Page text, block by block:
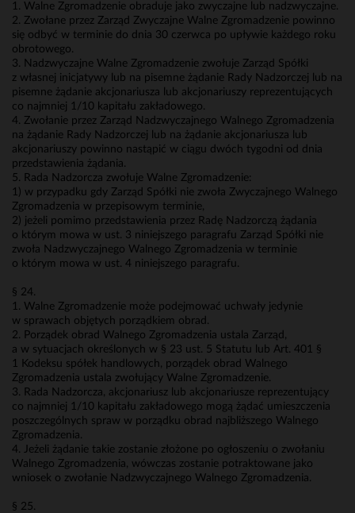
1. Walne Zgromadzenie obraduje jako zwyczajne lub nadzwyczajne.
2. Zwołane przez Zarząd Zwyczajne Walne Zgromadzenie powinno
się odbyć w terminie do dnia 30 czerwca po upływie każdego roku
obrotowego.
3. Nadzwyczajne Walne Zgromadzenie zwołuje Zarząd Spółki
z własnej inicjatywy lub na pisemne żądanie Rady Nadzorczej lub na
pisemne żądanie akcjonariusza lub akcjonariuszy reprezentujących
co najmniej 1/10 kapitału zakładowego.
4. Zwołanie przez Zarząd Nadzwyczajnego Walnego Zgromadzenia
na żądanie Rady Nadzorczej lub na żądanie akcjonariusza lub
akcjonariuszy powinno nastąpić w ciągu dwóch tygodni od dnia
przedstawienia żądania.
5. Rada Nadzorcza zwołuje Walne Zgromadzenie:
1) w przypadku gdy Zarząd Spółki nie zwoła Zwyczajnego Walnego
Zgromadzenia w przepisowym terminie,
2) jeżeli pomimo przedstawienia przez Radę Nadzorczą żądania
o którym mowa w ust. 3 niniejszego paragrafu Zarząd Spółki nie
zwoła Nadzwyczajnego Walnego Zgromadzenia w terminie
o którym mowa w ust. 4 niniejszego paragrafu.
§ 24.
1. Walne Zgromadzenie może podejmować uchwały jedynie
w sprawach objętych porządkiem obrad.
2. Porządek obrad Walnego Zgromadzenia ustala Zarząd,
a w sytuacjach określonych w § 23 ust. 5 Statutu lub Art. 401 §
1 Kodeksu spółek handlowych, porządek obrad Walnego
Zgromadzenia ustala zwołujący Walne Zgromadzenie.
3. Rada Nadzorcza, akcjonariusz lub akcjonariusze reprezentujący
co najmniej 1/10 kapitału zakładowego mogą żądać umieszczenia
poszczególnych spraw w porządku obrad najbliższego Walnego
Zgromadzenia.
4. Jeżeli żądanie takie zostanie złożone po ogłoszeniu o zwołaniu
Walnego Zgromadzenia, wówczas zostanie potraktowane jako
wniosek o zwołanie Nadzwyczajnego Walnego Zgromadzenia.
§ 25.